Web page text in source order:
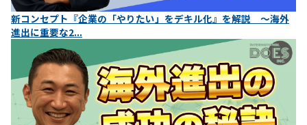
新コンセプト『企業の「やりたい」をデキル化』を解説 ～海外
進出に重要な2...